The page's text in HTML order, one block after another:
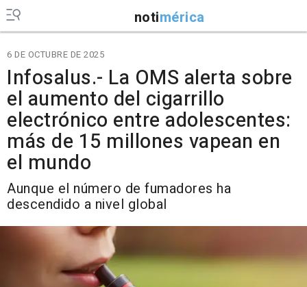
notimérica
6 DE OCTUBRE DE 2025
Infosalus.- La OMS alerta sobre
el aumento del cigarrillo
electrónico entre adolescentes:
más de 15 millones vapean en
el mundo
Aunque el número de fumadores ha
descendido a nivel global